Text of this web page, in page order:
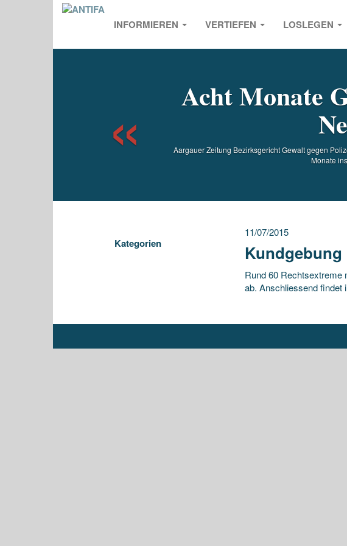
INFORMIEREN VERTIEFEN LOSLEGEN
Acht Monate
Aargauer Zeitung Bezirksgericht Gewalt gegen
Monate
Previous
Kategorien
11/07/2015
Rund 60 Rechtsextreme
ab. Anschliessend findet